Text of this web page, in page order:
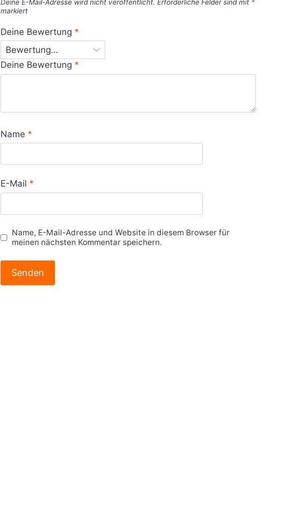
Deine E-Mail-Adresse wird nicht veröffentlicht. Erforderliche Felder sind mit *
markiert
Deine Bewertung *
Deine Bewertung *
Name *
E-Mail *
Name, E-Mail-Adresse und Website in diesem Browser für
meinen nächsten Kommentar speichern.